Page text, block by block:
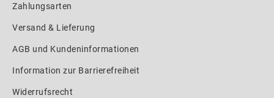
Zahlungsarten
Versand & Lieferung
AGB und Kundeninformationen
Information zur Barrierefreiheit
Widerrufsrecht